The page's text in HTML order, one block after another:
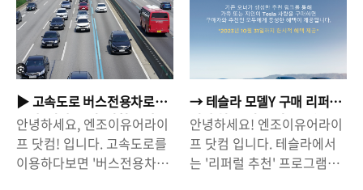
▶ 고속도로 버스전용차로
구간, 시간/요일, 범칙금 안
내
안녕하세요, 엔조이유어라이
프 닷컴! 입니다. 고속도로를
이용하다보면 '버스전용차
→ 테슬라 모델Y 구매 리퍼
럴 추천 11월 부터 종료(모
델S/X/3도 해당)// 보조금 +
66만원 할인 받으세요!
안녕하세요! 엔조이유어라이
프 닷컴 입니다. 테슬라에서
는 '리퍼럴 추천' 프로그램을